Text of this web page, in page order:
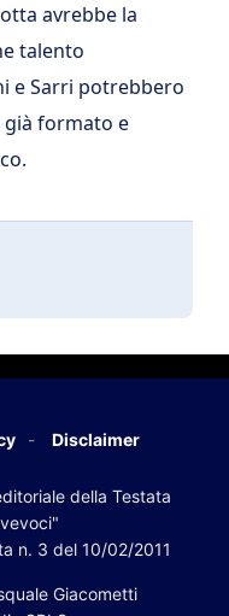
avrebbe la
talento
e Sarri potrebbero
formato e
Disclaimer
della Testata
n. 3 del 10/02/2011
Giacometti